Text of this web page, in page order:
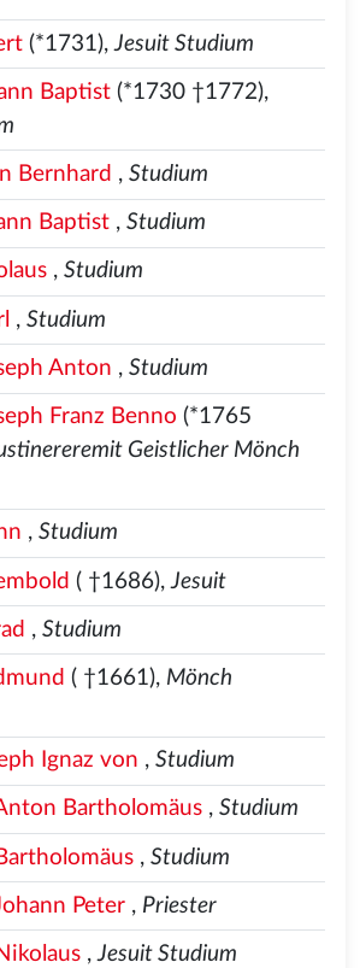
(*1731), Jesuit Studium
Baptist(*1730 †1772),
Bernhard , Studium
Baptist, Studium
, Studium
, Studium
Anton , Studium
Franz Benno (*1765
Geistlicher Mönch
, Studium
( †1686), Jesuit
, Studium
( †1661), Mönch
Ignaz von , Studium
Bartholomäus, Studium
, Studium
Peter, Priester
,Jesuit Studium